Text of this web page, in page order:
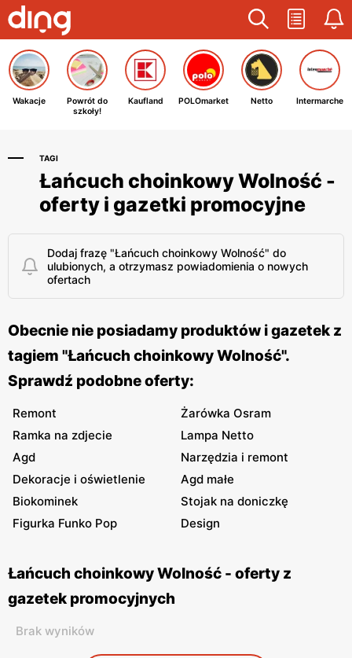
Wakacje
Powrót do
szkoły!
Kaufland POLOmarket Netto Intermarche
TAGI
Łańcuch choinkowy Wolność -
oferty i gazetki promocyjne
Dodaj frazę "Łańcuch choinkowy Wolność" do
ulubionych, a otrzymasz powiadomienia o nowych
ofertach
Obecnie nie posiadamy produktów i gazetek z
tagiem "Łańcuch choinkowy Wolność".
Sprawdź podobne oferty:
Remont
Żarówka Osram
Ramka na zdjecie
Lampa Netto
Agd
Narzędzia i remont
Dekoracje i oświetlenie
Agd małe
Biokominek
Stojak na doniczkę
Figurka Funko Pop
Design
Łańcuch choinkowy Wolność - oferty z
gazetek promocyjnych
Brak wyników